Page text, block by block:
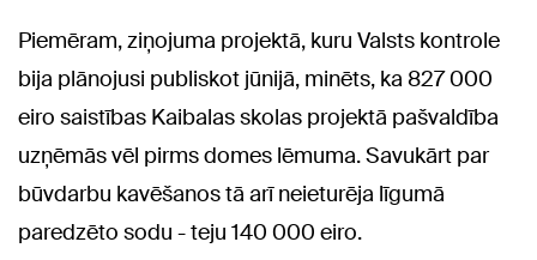
Piemēram, ziņojuma projektā, kuru Valsts kontrole
bija plānojusi publiskot jūnijā, minēts, ka 827 000
eiro saistības Kaibalas skolas projektā pašvaldība
uzņēmās vēl pirms domes lēmuma. Savukārt par
būvdarbu kavēšanos tā arī neieturēja līgumā
paredzēto sodu - teju 140 000 eiro.